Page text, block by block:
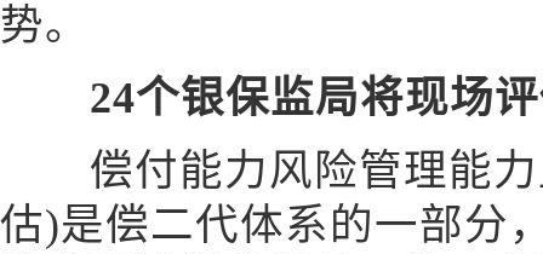
势。
24个银保监局将现场
偿付能力风险管理能力
估)是偿二代体系的一部分